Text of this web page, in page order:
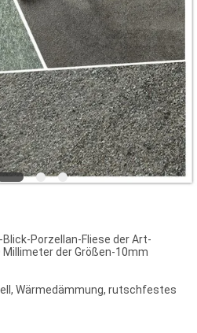
Porzellan-Fliese der Art-
der Größen-10mm
Wärmedämmung, rutschfestes